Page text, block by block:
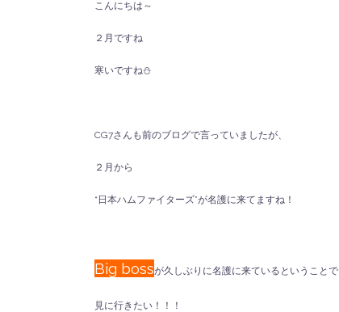
こんにちは～
２月ですね
寒いですね⛄
CG7さんも前のブログで言っていましたが、
２月から
“日本ハムファイターズ”が名護に来てますね！
Big bossが久しぶりに名護に来ているということで
見に行きたい！！！